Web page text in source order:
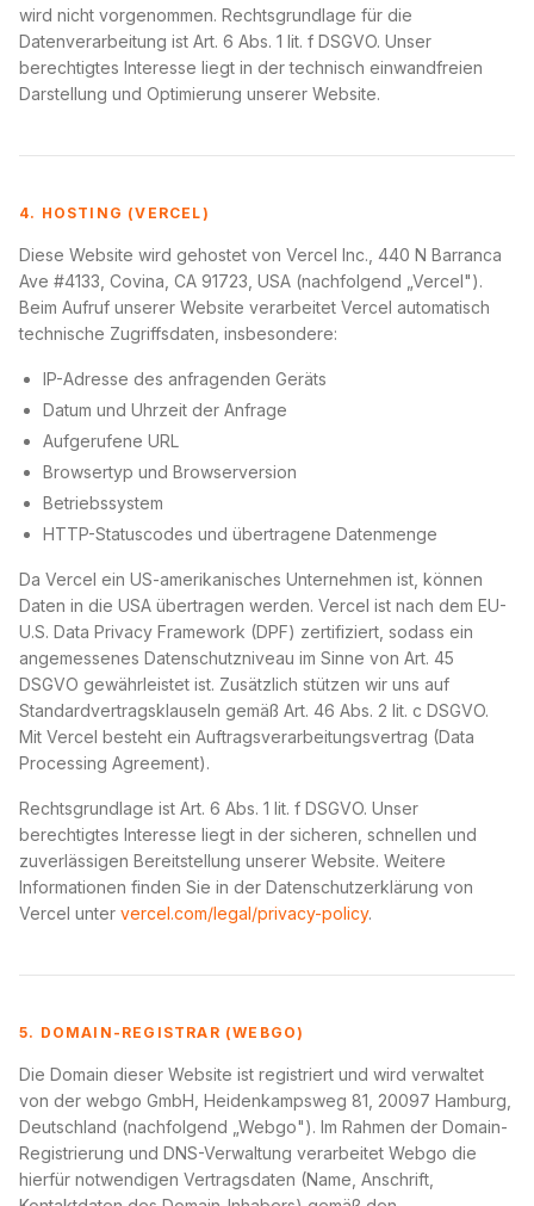
wird nicht vorgenommen. Rechtsgrundlage für die
Datenverarbeitung ist Art. 6 Abs. 1 lit. f DSGVO. Unser
berechtigtes Interesse liegt in der technisch einwandfreien
Darstellung und Optimierung unserer Website.
4. HOSTING (VERCEL)
Diese Website wird gehostet von Vercel Inc., 440 N Barranca
Ave #4133, Covina, CA 91723, USA (nachfolgend „Vercel").
Beim Aufruf unserer Website verarbeitet Vercel automatisch
technische Zugriffsdaten, insbesondere:
IP-Adresse des anfragenden Geräts
Datum und Uhrzeit der Anfrage
Aufgerufene URL
Browsertyp und Browserversion
Betriebssystem
HTTP-Statuscodes und übertragene Datenmenge
Da Vercel ein US-amerikanisches Unternehmen ist, können
Daten in die USA übertragen werden. Vercel ist nach dem EU-
U.S. Data Privacy Framework (DPF) zertifiziert, sodass ein
angemessenes Datenschutzniveau im Sinne von Art. 45
DSGVO gewährleistet ist. Zusätzlich stützen wir uns auf
Standardvertragsklauseln gemäß Art. 46 Abs. 2 lit. c DSGVO.
Mit Vercel besteht ein Auftragsverarbeitungsvertrag (Data
Processing Agreement).
Rechtsgrundlage ist Art. 6 Abs. 1 lit. f DSGVO. Unser
berechtigtes Interesse liegt in der sicheren, schnellen und
zuverlässigen Bereitstellung unserer Website. Weitere
Informationen finden Sie in der Datenschutzerklärung von
Vercel unter vercel.com/legal/privacy-policy.
5. DOMAIN-REGISTRAR (WEBGO)
Die Domain dieser Website ist registriert und wird verwaltet
von der webgo GmbH, Heidenkampsweg 81, 20097 Hamburg,
Deutschland (nachfolgend „Webgo"). Im Rahmen der Domain-
Registrierung und DNS-Verwaltung verarbeitet Webgo die
hierfür notwendigen Vertragsdaten (Name, Anschrift,